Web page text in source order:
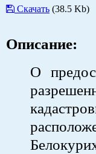
Скачать (38.5 Kb)
Описание:
О